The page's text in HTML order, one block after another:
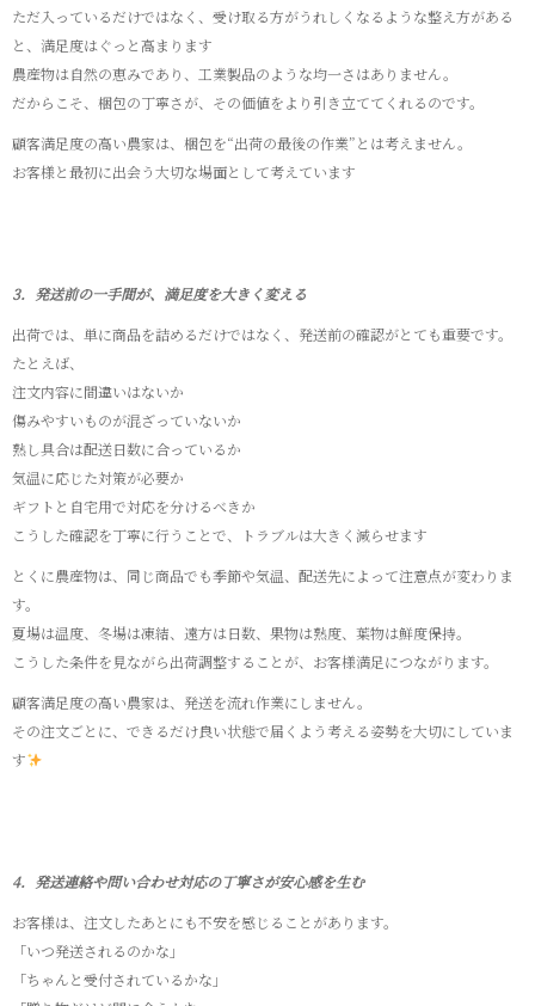
ただ入っているだけではなく、受け取る方がうれしくなるような整え方がある
と、満足度はぐっと高まります
農産物は自然の恵みであり、工業製品のような均一さはありません。
だからこそ、梱包の丁寧さが、その価値をより引き立ててくれるのです。
顧客満足度の高い農家は、梱包を“出荷の最後の作業”とは考えません。
お客様と最初に出会う大切な場面として考えています
3．発送前の一手間が、満足度を大きく変える
出荷では、単に商品を詰めるだけではなく、発送前の確認がとても重要です。
たとえば、
注文内容に間違いはないか
傷みやすいものが混ざっていないか
熟し具合は配送日数に合っているか
気温に応じた対策が必要か
ギフトと自宅用で対応を分けるべきか
こうした確認を丁寧に行うことで、トラブルは大きく減らせます
とくに農産物は、同じ商品でも季節や気温、配送先によって注意点が変わりま
す。
夏場は温度、冬場は凍結、遠方は日数、果物は熟度、葉物は鮮度保持。
こうした条件を見ながら出荷調整することが、お客様満足につながります。
顧客満足度の高い農家は、発送を流れ作業にしません。
その注文ごとに、できるだけ良い状態で届くよう考える姿勢を大切にしていま
す
4．発送連絡や問い合わせ対応の丁寧さが安心感を生む
お客様は、注文したあとにも不安を感じることがあります。
「いつ発送されるのかな」
「ちゃんと受付されているかな」